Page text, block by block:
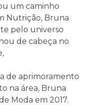
um caminho
Nutrição, Bruna
pelo universo
de cabeça no
de aprimoramento
na área, Bruna
Moda em 2017.